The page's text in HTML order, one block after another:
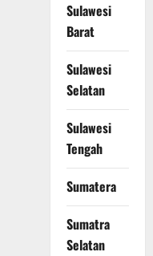
Sulawesi
Barat
Sulawesi
Selatan
Sulawesi
Tengah
Sumatera
Sumatra
Selatan